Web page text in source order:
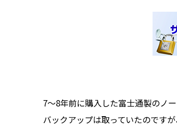
7～8年前に購入した富士通製のノ
バックアップは取っていたのです